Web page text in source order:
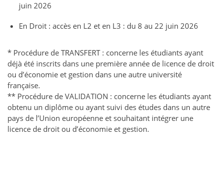
juin 2026
En Droit : accès en L2 et en L3 : du 8 au 22 juin 2026
* Procédure de TRANSFERT : concerne les étudiants ayant
déjà été inscrits dans une première année de licence de droit
ou d’économie et gestion dans une autre université
française.
** Procédure de VALIDATION : concerne les étudiants ayant
obtenu un diplôme ou ayant suivi des études dans un autre
pays de l’Union européenne et souhaitant intégrer une
licence de droit ou d’économie et gestion.